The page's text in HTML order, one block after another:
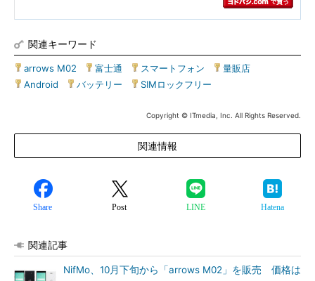
関連キーワード
arrows M02 富士通 スマートフォン 量販店
Android
バッテリー SIMロックフリー
Copyright © ITmedia, Inc. All Rights Reserved.
関連情報
Share Post LINE Hatena
関連記事
NifMo、10月下旬から「arrows M02」を販売 価格は